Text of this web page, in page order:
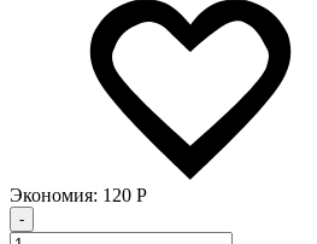
Экономия: 120 Р
-